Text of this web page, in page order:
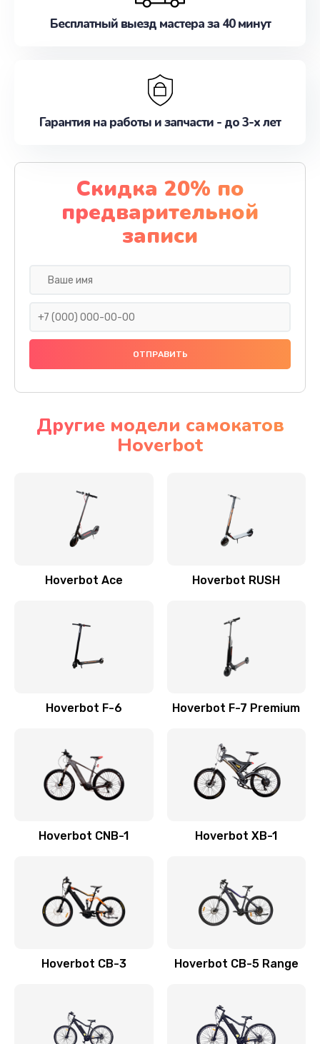
Бесплатный выезд мастера за 40 минут
Гарантия на работы и запчасти - до 3-х лет
Скидка 20% по
предварительной
записи
Другие модели самокатов
Hoverbot
Hoverbot Ace Hoverbot RUSH
Hoverbot F-6 Hoverbot F-7 Premium
Hoverbot CNB-1 Hoverbot XB-1
Hoverbot CB-3 Hoverbot CB-5 Range